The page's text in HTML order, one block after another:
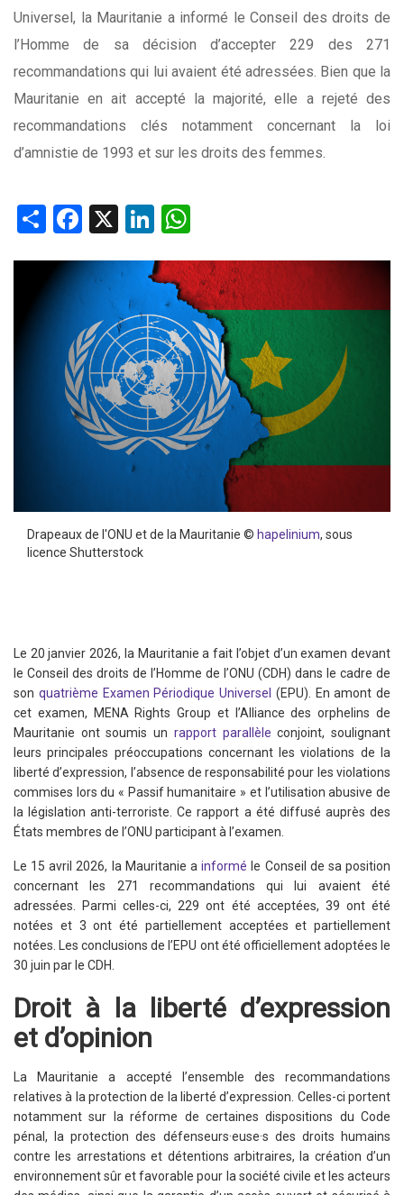
Universel, la Mauritanie a informé le Conseil des droits de
l’Homme de sa décision d’accepter 229 des 271
recommandations qui lui avaient été adressées. Bien que la
Mauritanie en ait accepté la majorité, elle a rejeté des
recommandations clés notamment concernant la loi
d’amnistie de 1993 et sur les droits des femmes.
ShareFacebook
X LinkedIn
Drapeaux de l'ONU et de la Mauritanie © hapelinium, sous
licence Shutterstock
Le 20 janvier 2026, la Mauritanie a fait l’objet d’un examen devant
le Conseil des droits de l’Homme de l’ONU (CDH) dans le cadre de
son quatrième Examen Périodique Universel (EPU). En amont de
cet examen, MENA Rights Group et l’Alliance des orphelins de
Mauritanie ont soumis un rapport parallèle conjoint, soulignant
leurs principales préoccupations concernant les violations de la
liberté d’expression, l’absence de responsabilité pour les violations
commises lors du « Passif humanitaire » et l’utilisation abusive de
la législation anti-terroriste. Ce rapport a été diffusé auprès des
États membres de l’ONU participant à l’examen.
Le 15 avril 2026, la Mauritanie ainformé le Conseil de sa position
concernant les 271 recommandations qui lui avaient été
adressées. Parmi celles-ci, 229 ont été acceptées, 39 ont été
notées et 3 ont été partiellement acceptées et partiellement
notées. Les conclusions de l’EPU ont été officiellement adoptées le
30 juin par le CDH.
Droit à la liberté d’expression
et d’opinion
La Mauritanie a accepté l’ensemble des recommandations
relatives à la protection de la liberté d’expression. Celles-ci portent
notamment sur la réforme de certaines dispositions du Code
pénal, la protection des défenseurs·euse·s des droits humains
contre les arrestations et détentions arbitraires, la création d’un
environnement sûr et favorable pour la société civile et les acteurs